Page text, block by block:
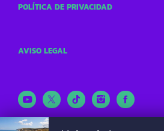
POLÍTICA DE PRIVACIDAD
AVISO LEGAL